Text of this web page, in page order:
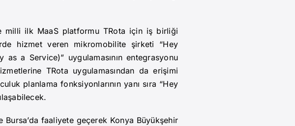
milli ilk MaaS platformu TRota için iş birliği
hizmet veren mikromobilite şirketi “Hey
a Service)” uygulamasının entegrasyonu
TRota uygulamasından da erişimi
planlama fonksiyonlarının yanı sıra “Hey
faaliyete geçerek Konya Büyükşehir